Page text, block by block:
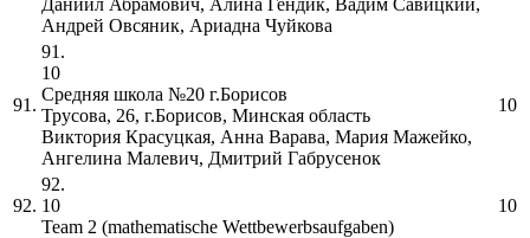
Андрей Овсяник, Ариадна Чуйкова
91.
91.
10
Средняя школа №20 г.Борисов
Трусова, 26, г.Борисов, Минская область
Виктория Красуцкая, Анна Варава, Мария Мажейко,
Ангелина Малевич, Дмитрий Габрусенок
10
92.
92.
10
Team 2 (mathematische Wettbewerbsaufgaben)
10